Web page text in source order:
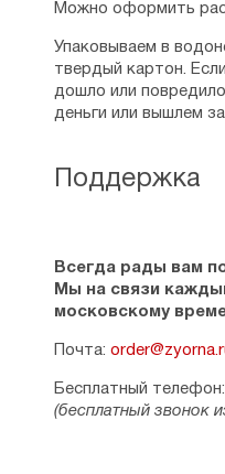
Поддержка
Всегда рады вам
Мы на связи
московскому
Почта:
Бесплатный
(бесплатный звонок
Можно оформить
Упаковываем в
твердый картон.
дошло или
деньги или вышлем